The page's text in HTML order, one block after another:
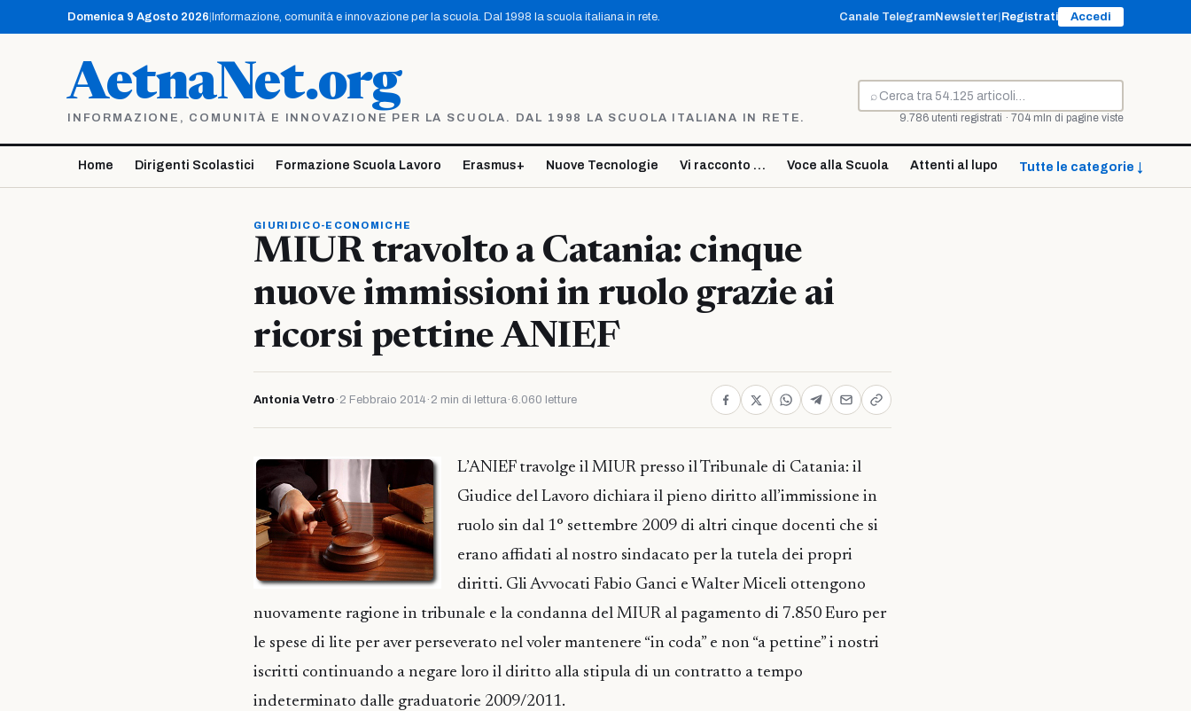
contenuto
Domenica 9 Agosto 2026 Informazione, comunità e innovazione per la scuola. Dal 1998 la scuola italiana in rete. Canale TelegramNewsletter Registrati Accedi
AetnaNet.org
INFORMAZIONE, COMUNITÀ E INNOVAZIONE PER LA SCUOLA. DAL 1998 LA SCUOLA ITALIANA IN RETE.
⌕
Cerca
9.786 utenti registrati · 704 mln di pagine viste
Home Dirigenti Scolastici Formazione Scuola Lavoro Erasmus+ Nuove Tecnologie Vi racconto … Voce alla Scuola Attenti al lupo Tutte le categorie ↓
GIURIDICO-ECONOMICHE
MIUR travolto a Catania: cinque
nuove immissioni in ruolo grazie ai
ricorsi pettine ANIEF
Antonia Vetro · 2 Febbraio 2014 · 2 min di lettura· 6.060 letture
L’ANIEF travolge il MIUR presso il Tribunale di Catania: il
Giudice del Lavoro dichiara il pieno diritto all’immissione in
ruolo sin dal 1° settembre 2009 di altri cinque docenti che si
erano affidati al nostro sindacato per la tutela dei propri
diritti. Gli Avvocati Fabio Ganci e Walter Miceli ottengono
nuovamente ragione in tribunale e la condanna del MIUR al pagamento di 7.850 Euro per
le spese di lite per aver perseverato nel voler mantenere “in coda” e non “a pettine” i nostri
iscritti continuando a negare loro il diritto alla stipula di un contratto a tempo
indeterminato dalle graduatorie 2009/2011.